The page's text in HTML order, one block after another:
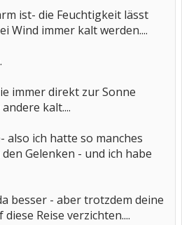
ist- die Feuchtigkeit lässt
Wind immer kalt werden....
immer direkt zur Sonne
kalt....
also ich hatte so manches
Gelenken - und ich habe
besser - aber trotzdem deine
Reise verzichten....